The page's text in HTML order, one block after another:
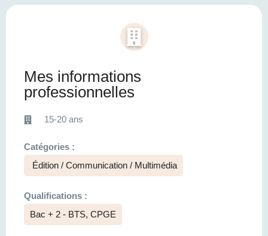
Mes informations
professionnelles
15-20 ans
Catégories :
Édition / Communication / Multimédia
Qualifications :
Bac + 2 - BTS, CPGE